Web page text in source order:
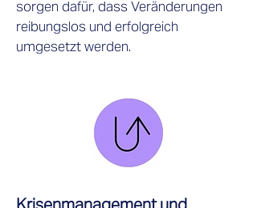
sorgen dafür, dass Veränderungen
reibungslos und erfolgreich
umgesetzt werden.